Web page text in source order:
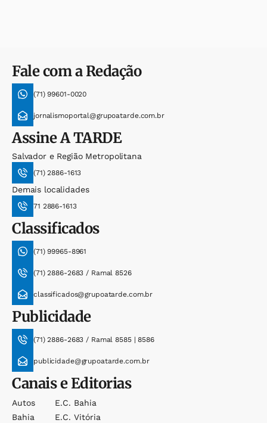
Fale com a Redação
(71) 99601-0020
jornalismoportal@grupoatarde.com.br
AssineA TARDE
Salvador e Região Metropolitana
(71) 2886-1613
Demais localidades
71 2886-1613
Classificados
(71) 99965-8961
(71) 2886-2683 / Ramal 8526
classificados@grupoatarde.com.br
Publicidade
(71) 2886-2683 / Ramal 8585 | 8586
publicidade@grupoatarde.com.br
Canais e Editorias
Autos
Bahia
E.c. Bahia
E.c. Vitória